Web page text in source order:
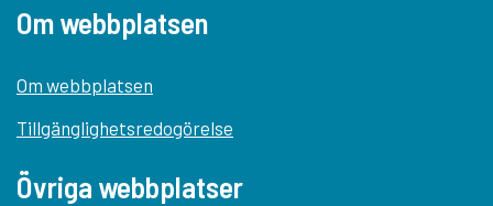
Om webbplatsen
Om webbplatsen
Tillgänglighetsredogörelse
Övriga webbplatser